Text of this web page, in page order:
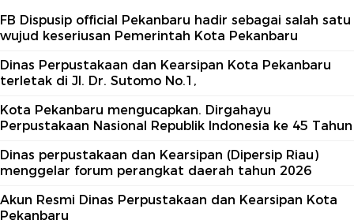
FB Dispusip official Pekanbaru hadir sebagai salah satu
wujud keseriusan Pemerintah Kota Pekanbaru
Dinas Perpustakaan dan Kearsipan Kota Pekanbaru
terletak di Jl. Dr. Sutomo No.1,
Kota Pekanbaru mengucapkan. Dirgahayu
Perpustakaan Nasional Republik Indonesia ke 45 Tahun
Dinas perpustakaan dan Kearsipan (Dipersip Riau)
menggelar forum perangkat daerah tahun 2026
Akun Resmi Dinas Perpustakaan dan Kearsipan Kota
Pekanbaru